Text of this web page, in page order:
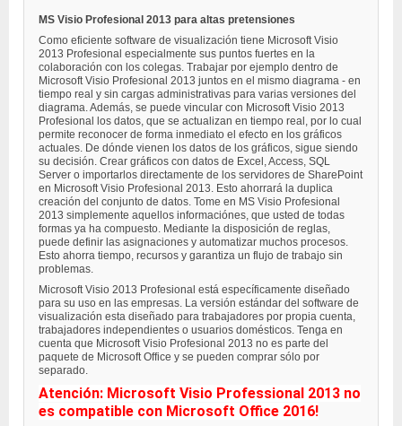
MS Visio Profesional 2013 para altas pretensiones
Como eficiente software de visualización tiene Microsoft Visio
2013 Profesional especialmente sus puntos fuertes en la
colaboración con los colegas. Trabajar por ejemplo dentro de
Microsoft Visio Profesional 2013 juntos en el mismo diagrama - en
tiempo real y sin cargas administrativas para varias versiones del
diagrama. Además, se puede vincular con Microsoft Visio 2013
Profesional los datos, que se actualizan en tiempo real, por lo cual
permite reconocer de forma inmediato el efecto en los gráficos
actuales. De dónde vienen los datos de los gráficos, sigue siendo
su decisión. Crear gráficos con datos de Excel, Access, SQL
Server o importarlos directamente de los servidores de SharePoint
en Microsoft Visio Profesional 2013. Esto ahorrará la duplica
creación del conjunto de datos. Tome en MS Visio Profesional
2013 simplemente aquellos informaciónes, que usted de todas
formas ya ha compuesto. Mediante la disposición de reglas,
puede definir las asignaciones y automatizar muchos procesos.
Esto ahorra tiempo, recursos y garantiza un flujo de trabajo sin
problemas.
Microsoft Visio 2013 Profesional está específicamente diseñado
para su uso en las empresas. La versión estándar del software de
visualización esta diseñado para trabajadores por propia cuenta,
trabajadores independientes o usuarios domésticos. Tenga en
cuenta que Microsoft Visio Profesional 2013 no es parte del
paquete de Microsoft Office y se pueden comprar sólo por
separado.
Atención: Microsoft Visio Professional 2013 no
es compatible con Microsoft Office 2016!